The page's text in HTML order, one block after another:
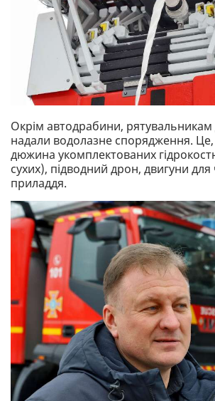
Окрім автодрабини,
надали водолазне спорядження.
дюжина укомплектованих
сухих), підводний дрон, двигуни для
приладдя.